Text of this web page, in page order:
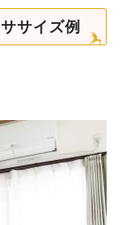
サイズ例